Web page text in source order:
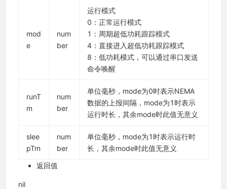
mod
e
num
ber
运行模式
0：正常运行模式
1：周期超低功耗跟踪模式
4：直接进入超低功耗跟踪模式
8：低功耗模式，可以通过串口发送
命令唤醒
runT
m
num
ber
单位毫秒，mode为0时表示NEMA
数据的上报间隔，mode为1时表示
运行时长，其余mode时此值无意义
slee
pTm
num
ber
单位毫秒，mode为1时表示运行时
长，其余mode时此值无意义
返回值
nil